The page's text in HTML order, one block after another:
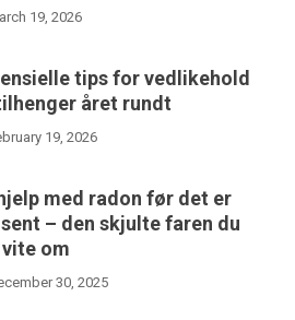
19, 2026
tips for vedlikehold
året rundt
19, 2026
med radon før det er
– den skjulte faren du
om
30, 2025